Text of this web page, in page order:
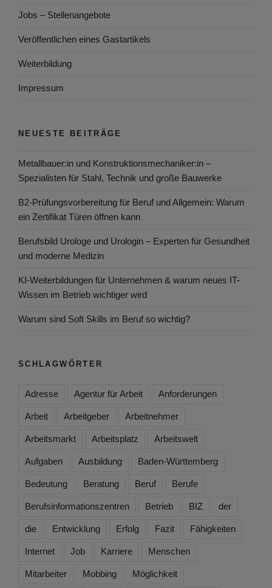
Jobs – Stellenangebote
Veröffentlichen eines Gastartikels
Weiterbildung
Impressum
NEUESTE BEITRÄGE
Metallbauer:in und Konstruktionsmechaniker:in –
Spezialisten für Stahl, Technik und große Bauwerke
B2-Prüfungsvorbereitung für Beruf und Allgemein: Warum
ein Zertifikat Türen öffnen kann
Berufsbild Urologe und Urologin – Experten für Gesundheit
und moderne Medizin
KI-Weiterbildungen für Unternehmen & warum neues IT-
Wissen im Betrieb wichtiger wird
Warum sind Soft Skills im Beruf so wichtig?
SCHLAGWÖRTER
Adresse Agentur für Arbeit Anforderungen
Arbeit Arbeitgeber Arbeitnehmer
Arbeitsmarkt Arbeitsplatz Arbeitswelt
Aufgaben Ausbildung Baden-Württemberg
Bedeutung Beratung Beruf Berufe
Berufsinformationszentren Betrieb BIZ der
die Entwicklung Erfolg Fazit Fähigkeiten
Internet Job Karriere Menschen
Mitarbeiter Mobbing Möglichkeit